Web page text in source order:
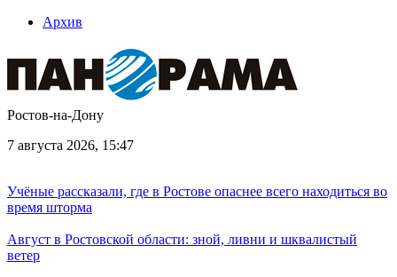
Архив
Ростов-на-Дону
7 августа 2026, 15:47
Учёные рассказали, где в Ростове опаснее всего находиться во
время шторма
Август в Ростовской области: зной, ливни и шквалистый
ветер